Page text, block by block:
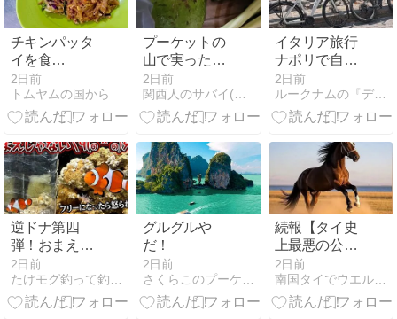
チキンパッタ
イを食
す！！！：
Pad Thai &
Tom Yum 2
2日前
トムヤムの国から
プーケットの
山で実ったア
ボカドもらっ
た!
2日前
イタリア旅行
ナポリで自転
車シティツア
ー （4日め
2026年7月29
2日前
ルークナムの『デブだけどタイで自転車のってます。』
逆ドナ第四
弾！おまえじ
ゃないやつ、
たくさん確
保！のまき
2日前
グルグルや
だ！
2日前
続報【タイ史
上最悪の公務
員試験不正事
件】不正に関
与した5,925人
2日前
南国タイでウエルネスな生活を